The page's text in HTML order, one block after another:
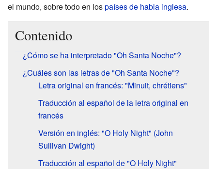
el mundo, sobre todo en lospaíses de habla inglesa.
Contenido
¿Cómo se ha interpretado "Oh Santa Noche"?
¿Cuáles son las letras de "Oh Santa Noche"?
Letra original en francés: "Minuit, chrétiens"
Traducción al español de la letra original en
francés
Versión en inglés: "O Holy Night" (John
Sullivan Dwight)
Traducción al español de "O Holy Night"